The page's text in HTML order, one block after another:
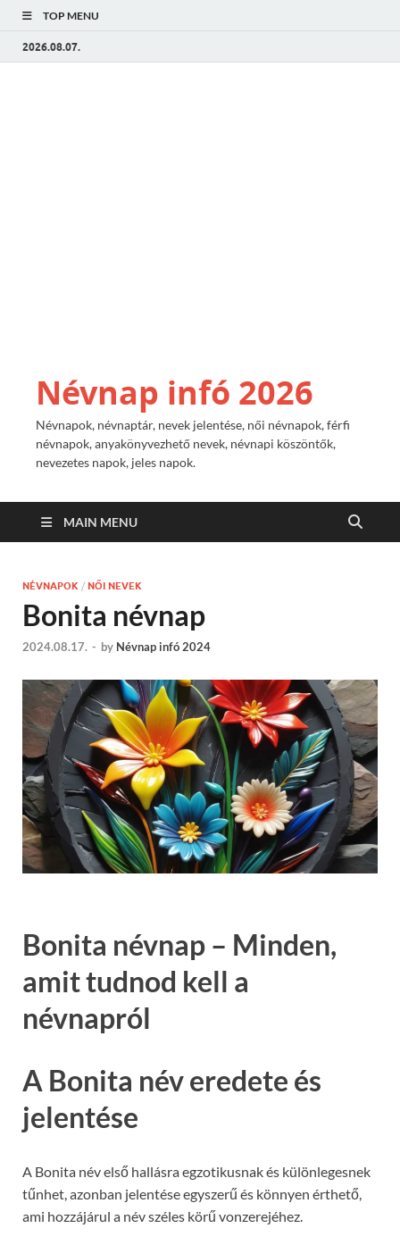
TOP MENU
2026.08.07.
Névnap infó 2026
Névnapok, névnaptár, nevek jelentése, női névnapok, férfi
névnapok, anyakönyvezhető nevek, névnapi köszöntők,
nevezetes napok, jeles napok.
MAIN MENU
NÉVNAPOK / NŐI NEVEK
Bonita névnap
2024.08.17. - by Névnap infó 2024
Bonita névnap – Minden,
amit tudnod kell a
névnapról
A Bonita név eredete és
jelentése
A Bonita név első hallásra egzotikusnak és különlegesnek
tűnhet, azonban jelentése egyszerű és könnyen érthető,
ami hozzájárul a név széles körű vonzerejéhez.